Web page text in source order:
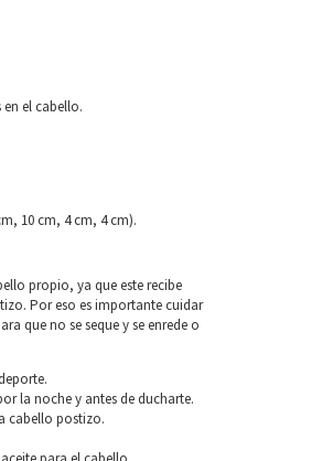
el cabello.
10 cm, 4 cm, 4 cm).
propio, ya que este recibe
Por eso es importante cuidar
que no se seque y se enrede o
la noche y antes de ducharte.
cabello postizo.